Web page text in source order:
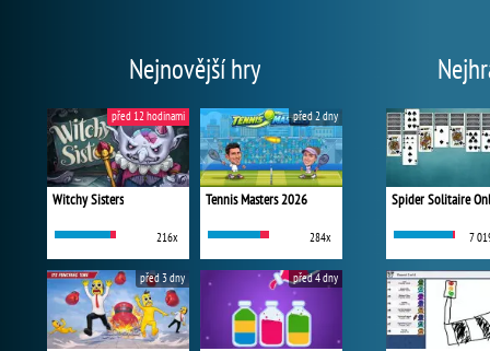
Nejnovější hry
Witchy Sisters
216x
před 12 hodinami
Tennis Masters 2026
284x
před 2 dny
před 3 dny před 4 dny
Spider Solitaire
7